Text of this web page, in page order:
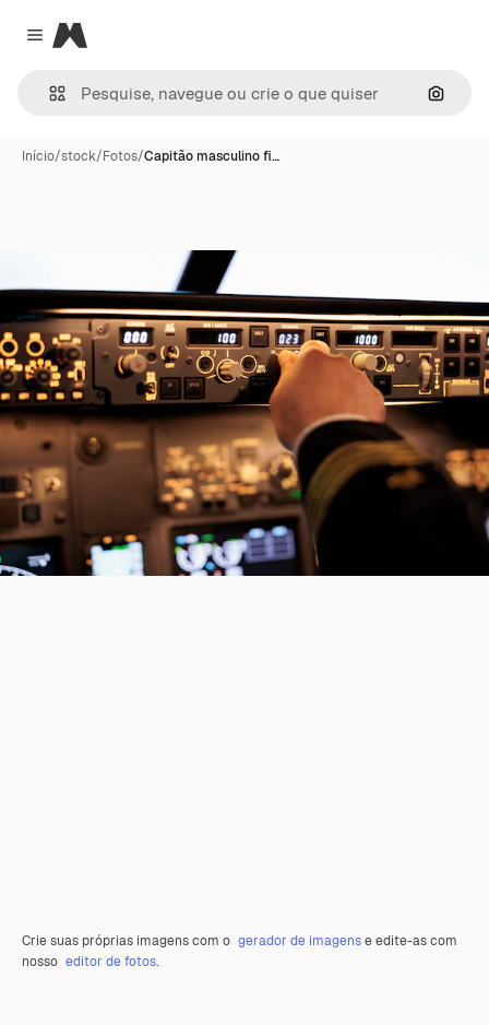
Close menu
Magnific
Início/stock/Fotos/Capitão masculino fi…
Crie suas próprias imagens com o gerador de imagense edite-as com
nosso editor de fotos.